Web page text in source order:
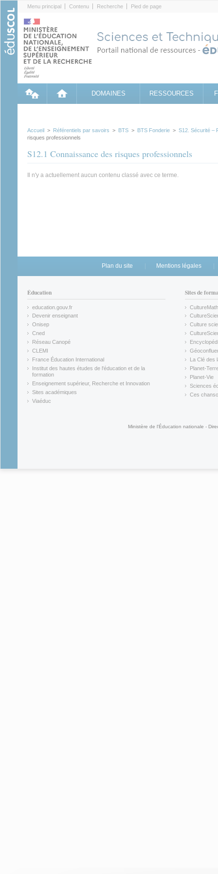
Menu principal Contenu Recherche Pied de page
DOMAINES RESSOURCES
Accueil > Référentiels par savoirs > BTS > BTS Fonderie > S12. Sécurité –
risques professionnels
S12.1 Connaissance des risques professionnels
Il n'y a actuellement aucun contenu classé avec ce terme.
Plan du site Mentions légales
Éducation
education.gouv.fr
(link is external)
Devenir enseignant
(link is external)
Onisep
(link is external)
Cned
(link is external)
Réseau Canopé
(link is external)
CLEMI
(link is external)
France Éducation International
(link is external)
Institut des hautes études de l'éducation et de la
formation
(link is external)
Enseignement supérieur, Recherche et Innovation
(link is external)
Sites académiques
(link is external)
Viaéduc
Sites de
CultureMath
(link is
(link is
Culture
(link is
(link is
(link is
La Clé des
(link is
Planet-
(link is
Planet-Vie
(link is
Sciences
(link is
Ces
Ministère de l'Éducation nationale -